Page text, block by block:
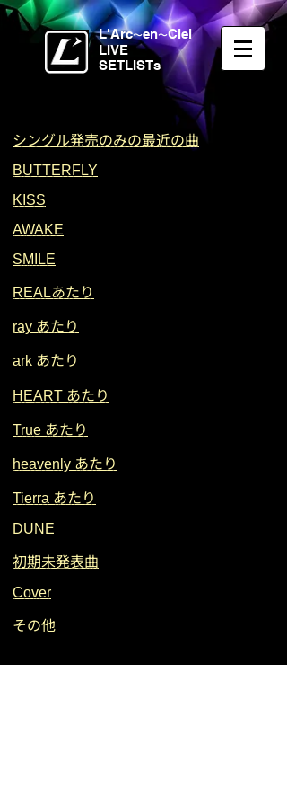
L'Arc〜en〜Ciel
LIVE
SETLISTs
シングル発売のみの最近の曲
BUTTERFLY
KISS
AWAKE
SMILE
REALあたり
ray あたり
ark あたり
HEART あたり
True あたり
heavenly あたり
Tierra あたり
DUNE
初期未発表曲
Cover
その他